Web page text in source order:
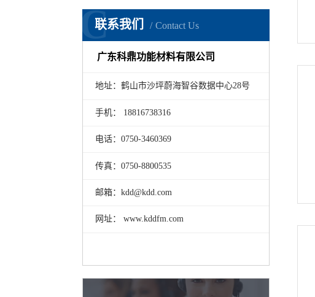
联系我们 Contact Us
C
广东科鼎功能材料有限公司
地址：鹤山市沙坪蔚海智谷数据中心28号
手机： 18816738316
电话：0750-3460369
传真：0750-8800535
邮箱：kdd@kdd.com
网址： www.kddfm.com